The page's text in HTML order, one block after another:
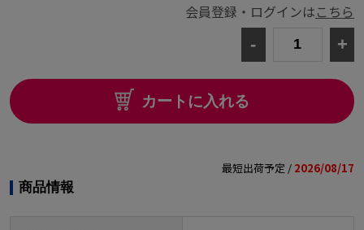
会員登録・ログインはこちら
- +
カートに入れる
最短出荷予定 / 2026/08/17
商品情報